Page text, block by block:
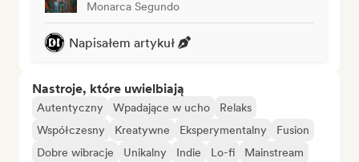
Monarca Segundo
Napisałem artykuł
Nastroje, które uwielbiają
Autentyczny Wpadające w ucho
Relaks
Współczesny
Kreatywne Eksperymentalny
Fusion
Dobre wibracje
Unikalny Indie Lo-fi
Mainstream